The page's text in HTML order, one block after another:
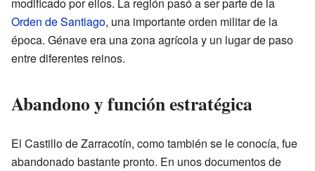
modificado por ellos. La región pasó a ser parte de la
Orden de Santiago, una importante orden militar de la
época. Génave era una zona agrícola y un lugar de paso
entre diferentes reinos.
Abandono y función estratégica
El Castillo de Zarracotín, como también se le conocía, fue
abandonado bastante pronto. En unos documentos de